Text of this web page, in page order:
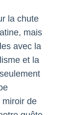
la chute
mais
avec la
et la
miroir de